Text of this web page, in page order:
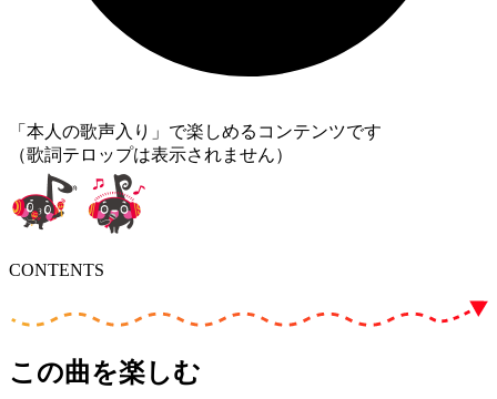
「本人の歌声入り」で楽しめるコンテンツです
（歌詞テロップは表示されません）
CONTENTS
この曲を楽しむ